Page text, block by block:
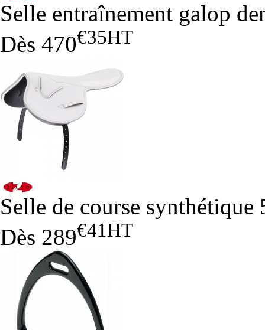
Selle entraînement galop
Dès 470€35HT
Selle de course
Dès 289€41HT